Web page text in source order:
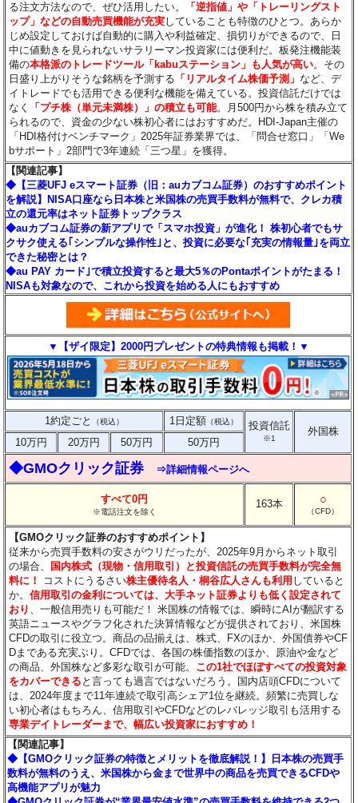
る注文方法なので、ぜひ活用したい。
「逆指値」や「トレーリングスト
ップ」などの自動売買機能が充実していることも特徴のひとつ。あらか
じめ設定しておけば自動的に購入や利益確定、損切りができるので、日
中に値動きを見られないサラリーマン投資家には便利だ。板発注機能装
備の本格派のトレードツール「kabuステーション」も人気が高い。その
日盛り上がりそうな銘柄を予測する 「リアルタイム株価予測」 など、デ
イトレードでも活用できる便利な機能を備えている。投資信託だけでは
なく
「プチ株（単元未満株）」の積立も可能。月500円から株を積み立て
られるので、資金の少ない株初心者にはおすすめだ。HDI-Japan主催の
「HDI格付けベンチマーク」2025年証券業界では、「問合せ窓口」「We
bサポート」2部門で3年連続「三つ星」を獲得。
【関連記事】
◆【三菱UFJ eスマート証券（旧：auカブコム証券）のおすすめポイント
を解説】NISA口座なら日本株と米国株の売買手数料が無料で、クレカ積
立の還元率はネット証券トップクラス
◆auカブコム証券の新アプリで「スマホ投資」が進化！ 株初心者でもサ
クサク使える｢シンプルな操作性｣と、投資に必要な｢充実の情報量｣を両立
できた秘密とは？
◆au PAY カード｣で積立投資すると最大5％のPontaポイントがたまる！
NISAも対象なので、これから投資を始める人にもおすすめ
▼【ザイ限定】2000円プレゼントの特典情報も掲載！▼
1約定ごと （税込） 1日定額 （税込） 投資信託
※1
外国株
10万円
20万円 50万円 50万円
◆GMOクリック証券 ⇒詳細情報ページへ
すべて0円
※電話注文を除く
163本 ○
（CFD）
【GMOクリック証券のおすすめポイント】
従来から売買手数料の安さがウリだったが、2025年9月からネット取引
の場合、
国内株式（現物・信用取引）と投資信託の売買手数料が完全無
料に！
コストにうるさい株主優待名人・桐谷広人さんも利用 していると
か。信用取引の金利については、大手ネット証券よりも低く設定されて
おり 、一般信用売りも可能だ！ 米国株の情報では、瞬時にAIが翻訳する
英語ニュースやグラフ化された決算情報などが提供されており、米国株
CFDの取引に役立つ。商品の品揃えは、株式、FXのほか、外国債券やCF
Dまである充実ぶり。CFDでは、各国の株価指数のほか、原油や金など
の商品、外国株など多彩な取引が可能。 この1社でほぼすべての投資対象
をカバーできる と言っても過言ではないだろう。国内店頭CFDについて
は、2024年度まで11年連続で取引高シェア1位を継続。頻繁に売買しな
い初心者はもちろん、信用取引やCFDなどのレバレッジ取引も活用する
専業デイトレーダーまで、幅広い投資家におすすめ！
【関連記事】
◆【GMOクリック証券の特徴とメリットを徹底解説！】日本株の売買手
数料が無料のうえ、米国株から金まで世界中の商品を売買できるCFDや
高機能アプリが魅力